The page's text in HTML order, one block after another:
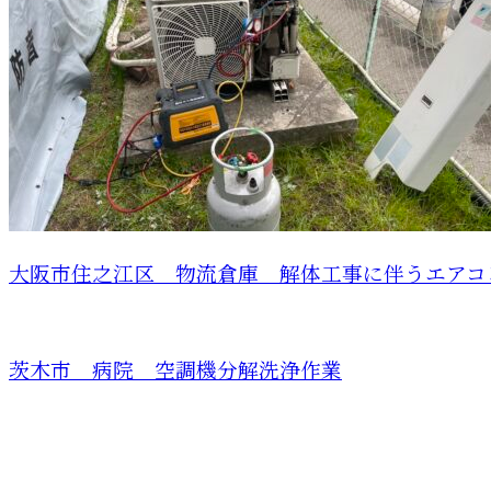
大阪市住之江区 物流倉庫 解体工事に伴うエアコ
茨木市 病院 空調機分解洗浄作業